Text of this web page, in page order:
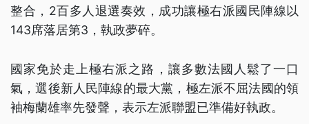
整合，2百多人退選奏效，成功讓極右派國民陣線以
143席落居第3，執政夢碎。
國家免於走上極右派之路，讓多數法國人鬆了一口
氣，選後新人民陣線的最大黨，極左派不屈法國的領
袖梅蘭雄率先發聲，表示左派聯盟已準備好執政。